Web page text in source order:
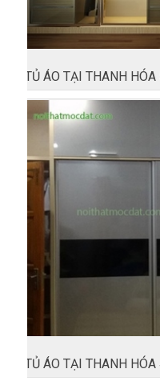
TỦ ÁO TẠI THANH HÓA
TỦ ÁO TẠI THANH HÓA